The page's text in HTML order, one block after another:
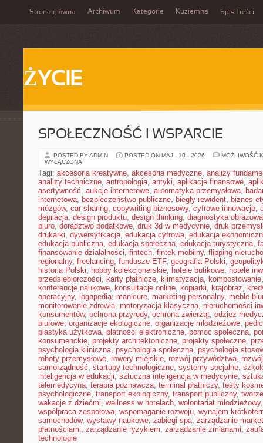
Strona główna Archiwum Kategorie Kuziemka Spis Treści
ŻYCIE
SPOŁECZNOŚĆ I WSPARCIE
POSTED BY ADMIN POSTED ON MAJ - 10 - 2026
MOŻLIWOŚĆ
WYŁĄCZONA
Tagi: akcesoria kreatywne, akcesoria medyczne, analizy
analizy techniczne, antropologia, antyki, aplikacje finansowe,
asertywność, aukcje internetowe, automatyka przemysłowa,
internetowa, bezpieczeństwo publiczne, biegły rewident, biznes
mózgów, car sharing, copywriting biznesowy, cyfrowe innowacje,
depilacja, design produktu, design thinking, diagnostyka obrazowa
biuro, doradztwo podatkowe, druk 3d w medycynie, druk
drukarki, dywersyfikacja, edukacja cyfrowa, edukacja
edukacja publiczna, edukacja społeczna, edukacja turystyczna,
finansowanie działalności, fintech, fintek mobilny, flipping
regionalny, freelancing, fundusze ETF, geografia Polski,
historia Polski, hobby kolekcjonerskie, hotele butikowe, hotele
przedsiębiorczości, karty płatnicze, klimatyzacja, kompostowanie
konferencje naukowe, konsultacje online, kopiarki, krajobraz,
operacyjny, logopedia, manicure, marketing personalny, meble
monitorowanie zdrowia, motoryzacja klasyczna, nieruchomości
konsumentów, ochrona przyrody, ochrona zwierząt, odzież
biurowe, organizacje ekologiczne, organizacje młodzieżowe,
plastyka użytkowa, płatności elektroniczne, pomoc społeczna,
konsumenckie, projekty architektoniczne, projekty społeczne,
psychologia kliniczna, psychologia społeczna, psychologia
roboty przemysłowe, rowery miejskie, rozwój przywództwa,
samorządność, startupy technologiczne, systemy socjalne,
inteligencja w edukacji, sztuczna inteligencja w medycynie,
telemedycyna, terapia poznawcza, terminal płatniczy, testy
psychologiczne, transport ekologiczny, transport publiczny,
wakacje z dziećmi, wellness w hotelach, wolontariat młodzieżowy
współpraca zespołowa, wspomaganie rozwoju, wynajem
samochodów, wystawy naukowe, zabiegi spa, zarządzanie
płatnościami, zarządzanie ryzykiem, zarządzanie zmianami,
technologie